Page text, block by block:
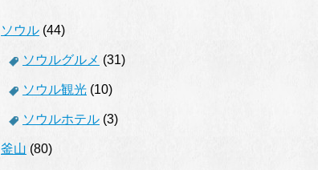
ソウル (44)
ソウルグルメ (31)
ソウル観光 (10)
ソウルホテル (3)
釜山 (80)